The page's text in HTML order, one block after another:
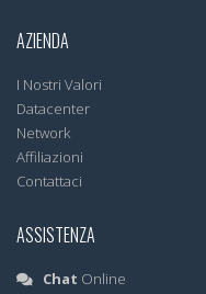
AZIENDA
I Nostri Valori
Datacenter
Network
Affiliazioni
Contattaci
ASSISTENZA
Chat Online